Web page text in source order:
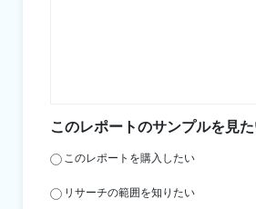
このレポートのサンプルを見
このレポートを購入したい
リサーチの範囲を知りたい